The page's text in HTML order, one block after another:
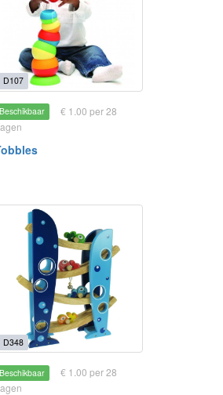
D107
Beschikbaar
€ 1.00 per 28
D348
Beschikbaar
€ 1.00 per 28